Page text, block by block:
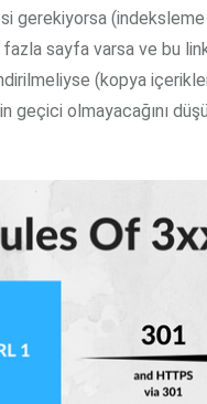
gerekiyorsa
fazla sayfa varsa ve bu
(kopya
geçici olmayacağını